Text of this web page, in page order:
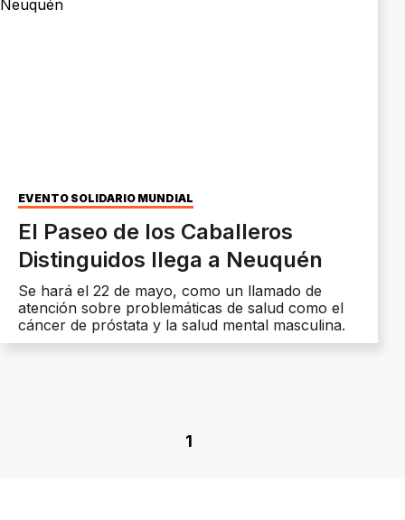
EVENTO SOLIDARIO MUNDIAL
El Paseo de los Caballeros
Distinguidos llega a Neuquén
Se hará el 22 de mayo, como un llamado de
atención sobre problemáticas de salud como el
cáncer de próstata y la salud mental masculina.
1